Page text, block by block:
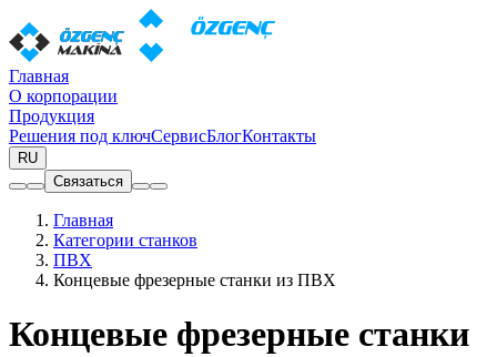
Главная
О корпорации
Продукция
Решения под ключСервисБлогКонтакты
RU
Связаться
Главная
Категории станков
ПВХ
Концевые фрезерные станки из ПВХ
Концевые фрезерные станки